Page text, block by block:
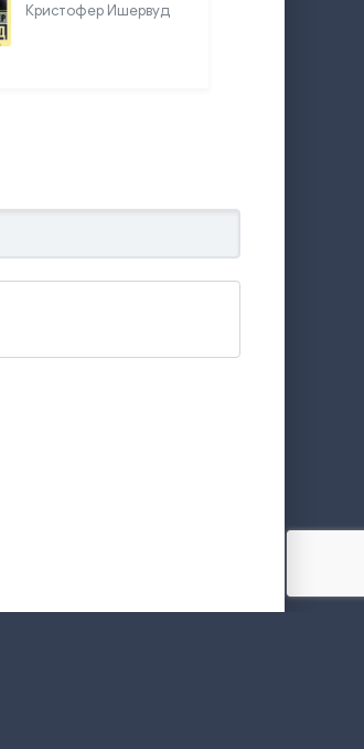
Кристофер Ишервуд